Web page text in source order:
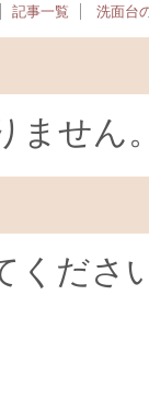
記事一覧 洗面台
ません
くださ